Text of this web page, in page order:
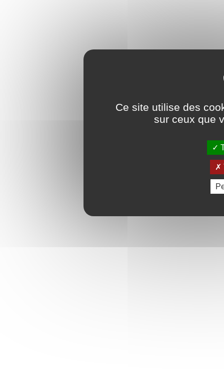
Ce site utilise des
sur ceux que